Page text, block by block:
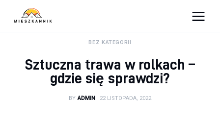
Sypialnia
BEZ KATEGORII
Sztuczna trawa w rolkach –
gdzie się sprawdzi?
BY ADMIN 22 LISTOPADA, 2022